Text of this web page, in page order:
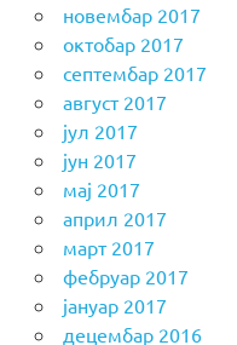
новембар 2017
октобар 2017
септембар 2017
август 2017
јул 2017
јун 2017
мај 2017
април 2017
март 2017
фебруар 2017
јануар 2017
децембар 2016